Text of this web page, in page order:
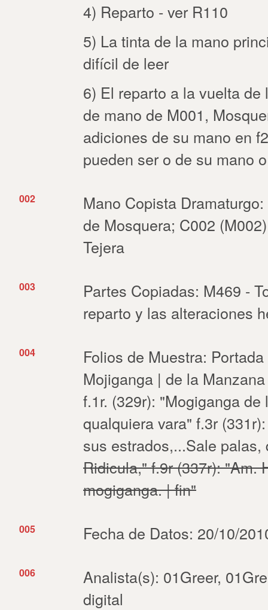
4) Reparto - ver R110
5) La tinta de la mano
difícil de leer
6) El reparto a la vuelta
de mano de M001,
adiciones de su mano en
pueden ser o de su mano
002
Mano Copista
de Mosquera; C002
Tejera
003
Partes Copiadas: M469 -
reparto y las alteraciones
004
Folios de Muestra:
Mojiganga | de la
f.1r. (329r): "Mogiganga
qualquiera vara" f.3r
sus estrados,...Sale
Ridicula," f.9r (337r): "Am.
mogiganga. | fin"
005 Fecha de Datos: 20/10/
006
Analista(s): 01Greer,
digital